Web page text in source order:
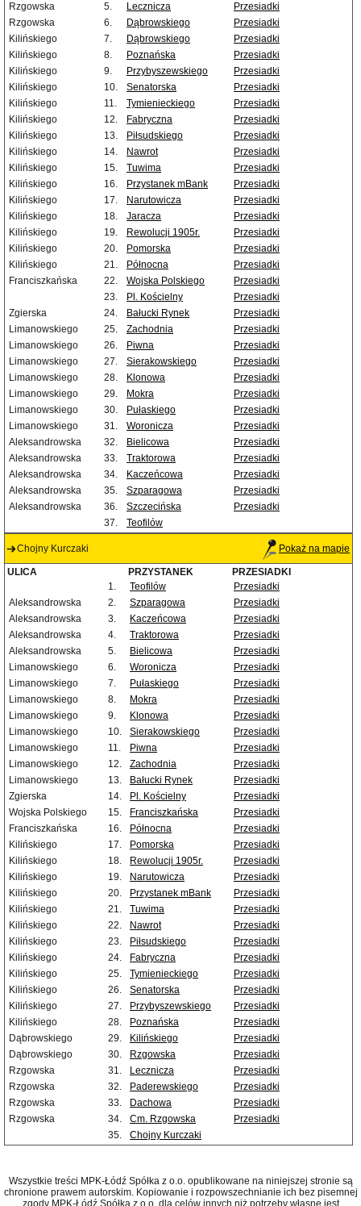
Rzgowska
5. Lecznicza
Przesiadki
Rzgowska
6. Dąbrowskiego
Przesiadki
Kilińskiego
7. Dąbrowskiego
Przesiadki
Kilińskiego
8. Poznańska
Przesiadki
Kilińskiego
9. Przybyszewskiego
Przesiadki
Kilińskiego
10. Senatorska
Przesiadki
Kilińskiego
11. Tymienieckiego
Przesiadki
Kilińskiego
12. Fabryczna
Przesiadki
Kilińskiego
13. Piłsudskiego
Przesiadki
Kilińskiego
14. Nawrot
Przesiadki
Kilińskiego
15. Tuwima
Przesiadki
Kilińskiego
16. Przystanek mBank
Przesiadki
Kilińskiego
17. Narutowicza
Przesiadki
Kilińskiego
18. Jaracza
Przesiadki
Kilińskiego
19. Rewolucji 1905r.
Przesiadki
Kilińskiego
20. Pomorska
Przesiadki
Kilińskiego
21. Północna
Przesiadki
Franciszkańska
22. Wojska Polskiego
Przesiadki
23.
Pl. Kościelny
Przesiadki
Zgierska
24. Bałucki Rynek
Przesiadki
Limanowskiego
25. Zachodnia
Przesiadki
Limanowskiego
26. Piwna
Przesiadki
Limanowskiego
27. Sierakowskiego
Przesiadki
Limanowskiego
28. Klonowa
Przesiadki
Limanowskiego
29. Mokra
Przesiadki
Limanowskiego
30. Pułaskiego
Przesiadki
Limanowskiego
31. Woronicza
Przesiadki
Aleksandrowska
32. Bielicowa
Przesiadki
Aleksandrowska
33. Traktorowa
Przesiadki
Aleksandrowska
34. Kaczeńcowa
Przesiadki
Aleksandrowska
35. Szparagowa
Przesiadki
Aleksandrowska
36. Szczecińska
Przesiadki
37.
Teofilów
Chojny Kurczaki Pokaż na mapie
ULICA PRZYSTANEK
PRZESIADKI
1.
Teofilów
Przesiadki
Aleksandrowska
2. Szparagowa
Przesiadki
Aleksandrowska
3. Kaczeńcowa
Przesiadki
Aleksandrowska
4. Traktorowa
Przesiadki
Aleksandrowska
5. Bielicowa
Przesiadki
Limanowskiego
6. Woronicza
Przesiadki
Limanowskiego
7. Pułaskiego
Przesiadki
Limanowskiego
8. Mokra
Przesiadki
Limanowskiego
9. Klonowa
Przesiadki
Limanowskiego
10. Sierakowskiego
Przesiadki
Limanowskiego
11. Piwna
Przesiadki
Limanowskiego
12. Zachodnia
Przesiadki
Limanowskiego
13. Bałucki Rynek
Przesiadki
Zgierska
14. Pl. Kościelny
Przesiadki
Wojska Polskiego
15. Franciszkańska
Przesiadki
Franciszkańska
16. Północna
Przesiadki
Kilińskiego
17. Pomorska
Przesiadki
Kilińskiego
18. Rewolucji 1905r.
Przesiadki
Kilińskiego
19. Narutowicza
Przesiadki
Kilińskiego
20. Przystanek mBank
Przesiadki
Kilińskiego
21. Tuwima
Przesiadki
Kilińskiego
22. Nawrot
Przesiadki
Kilińskiego
23. Piłsudskiego
Przesiadki
Kilińskiego
24. Fabryczna
Przesiadki
Kilińskiego
25. Tymienieckiego
Przesiadki
Kilińskiego
26. Senatorska
Przesiadki
Kilińskiego
27. Przybyszewskiego
Przesiadki
Kilińskiego
28. Poznańska
Przesiadki
Dąbrowskiego
29. Kilińskiego
Przesiadki
Dąbrowskiego
30. Rzgowska
Przesiadki
Rzgowska
31. Lecznicza
Przesiadki
Rzgowska
32. Paderewskiego
Przesiadki
Rzgowska
33. Dachowa
Przesiadki
Rzgowska
34. Cm. Rzgowska
Przesiadki
35.
Chojny Kurczaki
Wszystkie treści MPK-Łódź Spółka z o.o. opublikowane na niniejszej stronie są
chronione prawem autorskim. Kopiowanie i rozpowszechnianie ich bez pisemnej
zgody MPK-Łódź Spółka z o.o. dla celów innych niż potrzeby własne jest